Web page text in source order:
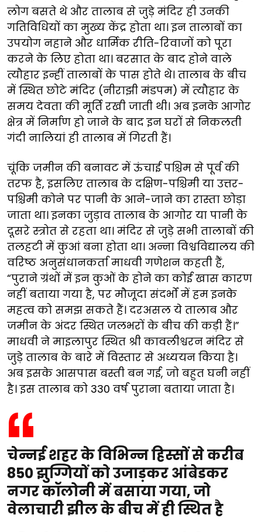
लोग बसते थे और तालाब से जुड़े मंदिर ही उनकी
गतिविधियों का मुख्य केंद्र होता था। इन तालाबों का
उपयोग नहाने और धार्मिक रीति-रिवाजों को पूरा
करने के लिए होता था। बरसात के बाद होने वाले
त्यौहार इन्हीं तालाबों के पास होते थे। तालाब के बीच
में स्थित छोटे मंदिर (नीराझी मंडपम) में त्यौहार के
समय देवता की मूर्ति रखी जाती थी। अब इनके आगोर
क्षेत्र में निर्माण हो जाने के बाद इन घरों से निकलती
गंदी नालियां ही तालाब में गिरती हैं।
चूंकि जमीन की बनावट में ऊंचाई पश्चिम से पूर्व की
तरफ है, इसलिए तालाब के दक्षिण-पश्चिमी या उत्तर-
पश्चिमी कोने पर पानी के आने-जाने का रास्ता छोड़ा
जाता था। इनका जुड़ाव तालाब के आगोर या पानी के
दूसरे स्त्रोत से रहता था। मंदिर से जुड़े सभी तालाबों की
तलहटी में कुआं बना होता था। अन्ना विश्वविद्यालय की
वरिष्ठ अनुसंधानकर्ता माधवी गणेशन कहती हैं,
“पुराने ग्रंथों में इन कुओं के होने का कोई खास कारण
नहीं बताया गया है, पर मौजूदा संदर्भों में हम इनके
महत्व को समझ सकते हैं। दरअसल ये तालाब और
जमीन के अंदर स्थित जलभरों के बीच की कड़ी हैं।”
माधवी ने माइलापुर स्थित श्री कावलीश्वरन मंदिर से
जुड़े तालाब के बारे में विस्तार से अध्ययन किया है।
अब इसके आसपास बस्ती बन गई, जो बहुत घनी नहीं
है। इस तालाब को 330 वर्ष पुराना बताया जाता है।
चेन्नई शहर के विभिन्न हिस्सों से करीब
850 झुग्गियों को उजाड़कर आंबेडकर
नगर कॉलोनी में बसाया गया, जो
वेलाचारी झील के बीच में ही स्थित है